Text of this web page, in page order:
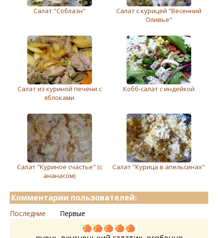
Салат "Соблазн"
Салат с курицей "Весенний
Оливье"
Салат из куриной печени с
яблоками
Кобб-салат с индейкой
Салат "Куриное счастье" (с
ананасом)
Салат "Курица в апельсинах"
Комментарии пользователей:
Последние Первые